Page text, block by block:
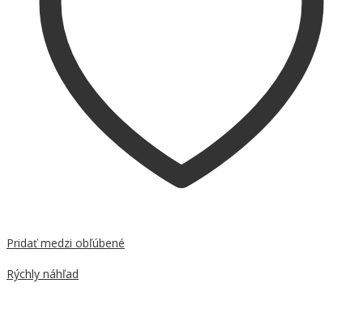
Pridať medzi obľúbené
Rýchly náhľad